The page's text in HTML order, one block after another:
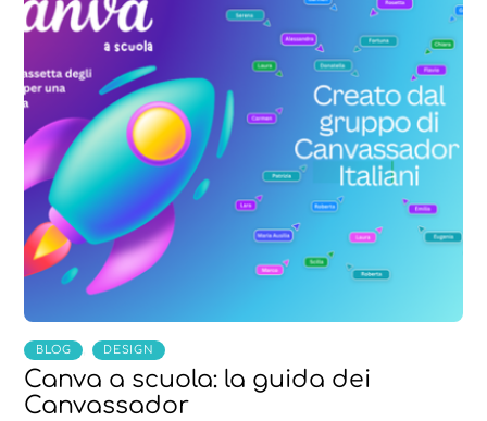
BLOG DESIGN
Canva a scuola: la guida dei
Canvassador